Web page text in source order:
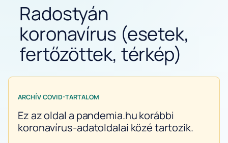
Radostyán
koronavírus (esetek,
fertőzöttek, térkép)
ARCHÍV COVID-TARTALOM
Ez az oldal a pandemia.hu korábbi
koronavírus-adatoldalai közé tartozik.